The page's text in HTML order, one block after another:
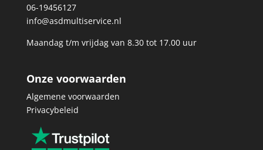
06-19456127
info@asdmultiservice.nl
Maandag t/m vrijdag van 8.30 tot 17.00 uur
Onze voorwaarden
Algemene voorwaarden
Privacybeleid